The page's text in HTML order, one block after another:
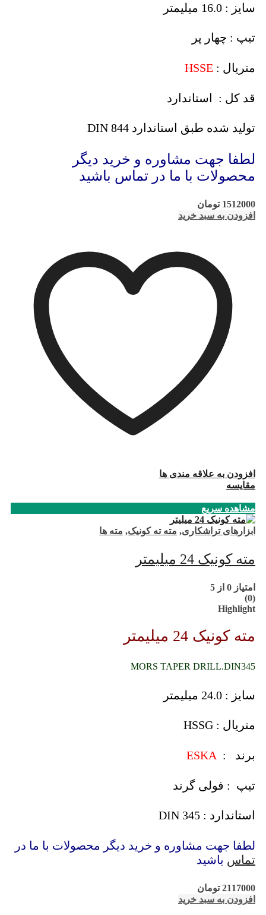
سایز : 16.0 میلیمتر
تیپ : چهار پر
متریال : HSSE
قد کل : استاندارد
تولید شده طبق استاندارد DIN 844
لطفا جهت مشاوره و خرید دیگر
محصولات با ما در تماس باشید
1512000 تومان
افزودن به سبد خرید
افزودن به علاقه مندی ها
مقایسه
مشاهده سریع
ابزارهای تراشکاری, مته ته کونیک, مته ها
مته کونیک 24 میلیمتر
امتیاز 0 از 5
(0)
Highlight
مته کونیک 24 میلیمتر
MORS TAPER DRILL.DIN345
سایز : 24.0 میلیمتر
متریال : HSSG
برند : ESKA
تیپ : فولی گرند
استاندارد : DIN 345
لطفا جهت مشاوره و خرید دیگر محصولات با ما در
تماس باشید
2117000 تومان
افزودن به سبد خرید